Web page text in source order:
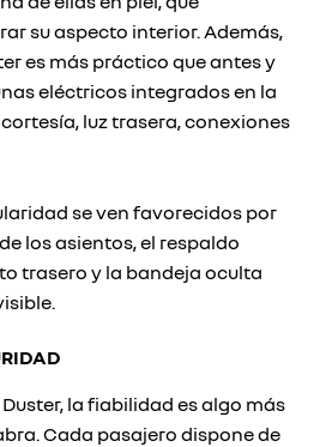
su aspecto interior. Además,
es más práctico que antes y
eléctricos integrados en la
luz trasera, conexiones
se ven favorecidos por
los asientos, el respaldo
trasero y la bandeja oculta
la fiabilidad es algo más
Cada pasajero dispone de